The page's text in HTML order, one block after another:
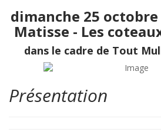
dimanche 25 octobre
Matisse - Les
dans le cadre de Tout
Présentation